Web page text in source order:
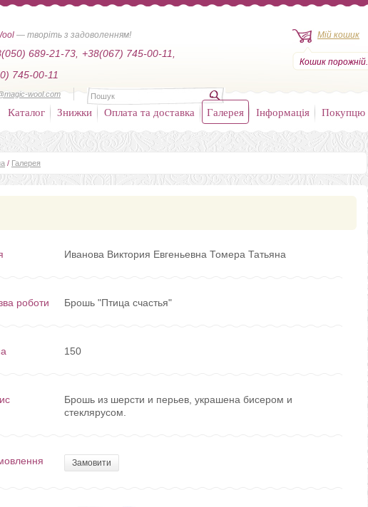
— творіть з задоволенням!
689-21-73,
+38(067) 745-00-11,
745-00-11
wool.com
Мій кошик
Кошик порожній.
Каталог Знижки Оплата та доставка Галерея Інформація Покупцю
/ Галерея
Иванова Виктория Евгеньевна Томера Татьяна
роботи Брошь "Птица счастья"
150
Брошь из шерсти и перьев, украшена бисером и
стеклярусом.
Замовити